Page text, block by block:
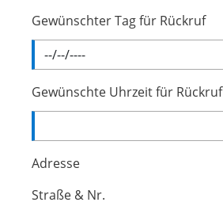
Gewünschter Tag für Rückruf
Gewünschte Uhrzeit für Rückruf
Adresse
Straße & Nr.